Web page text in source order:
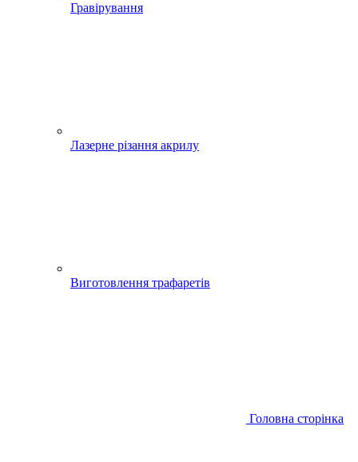
Гравірування
Лазерне різання акрилу
Виготовлення трафаретів
Головна сторінка